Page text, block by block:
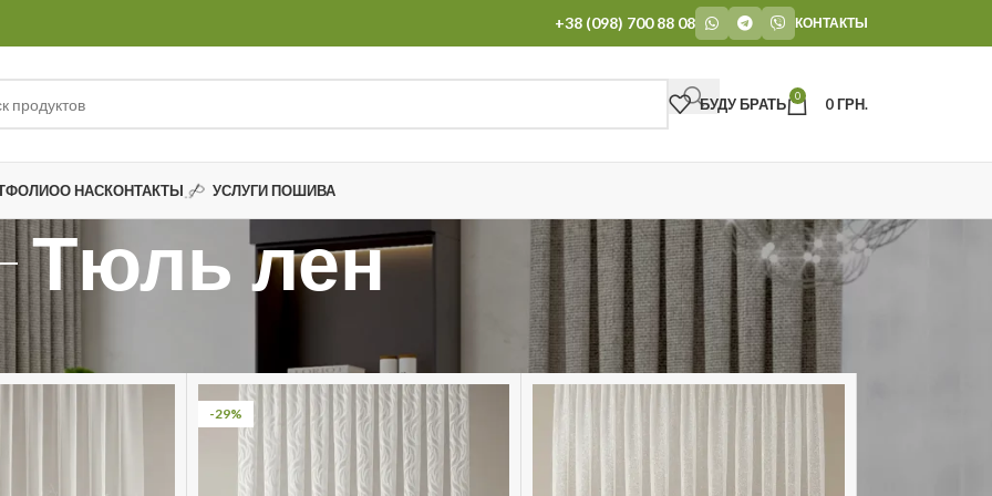
+38 (098) 700 88 08 КОНТАКТЫ
БУДУ БРАТЬ 0 0ГРН.
О НАСКОНТАКТЫ УСЛУГИ ПОШИВА
Тюль лен
-29%